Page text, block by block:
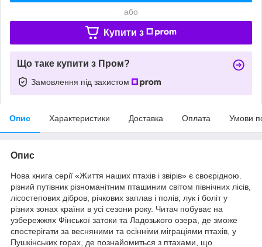
або
Купити з
Що таке купити з Пром?
Замовлення під захистом
Опис Характеристики Доставка Оплата Умови
Опис
Нова книга серії «Життя наших птахів і звірів» є своєрідною.
різний путівник різноманітним пташиним світом північних лісів,
лісостепових дібров, річкових заплав і полів, лук і боліт у
різних зонах країни в усі сезони року. Читач побуває на
узбережжях Фінської затоки та Ладозького озера, де зможе
спостерігати за весняними та осінніми міграціями птахів, у
Пушкінських горах, де познайомиться з птахами, що